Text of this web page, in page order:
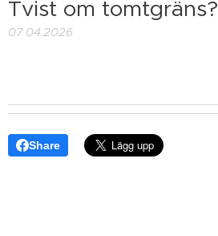
Tvist om tomtgräns?
07.04.2026
Share